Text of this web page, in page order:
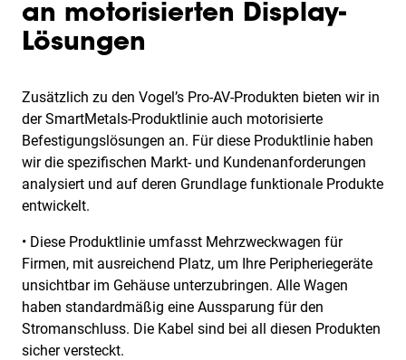
an motorisierten Display-
Lösungen
Zusätzlich zu den Vogel’s Pro-AV-Produkten bieten wir in
der SmartMetals-Produktlinie auch motorisierte
Befestigungslösungen an. Für diese Produktlinie haben
wir die spezifischen Markt- und Kundenanforderungen
analysiert und auf deren Grundlage funktionale Produkte
entwickelt.
• Diese Produktlinie umfasst Mehrzweckwagen für
Firmen, mit ausreichend Platz, um Ihre Peripheriegeräte
unsichtbar im Gehäuse unterzubringen. Alle Wagen
haben standardmäßig eine Aussparung für den
Stromanschluss. Die Kabel sind bei all diesen Produkten
sicher versteckt.